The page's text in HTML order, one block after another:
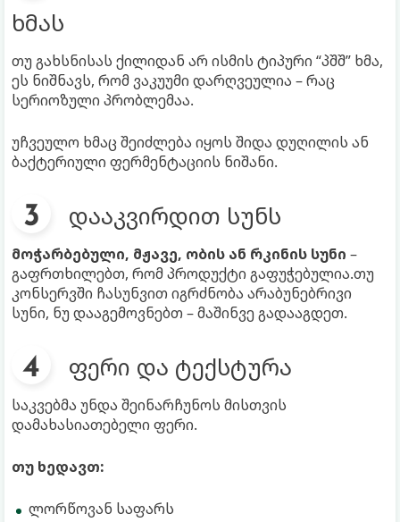
ხმას
თუ გახსნისას ქილიდან არ ისმის ტიპური “პშშ” ხმა,
ეს ნიშნავს, რომ ვაკუუმი დარღვეულია – რაც
სერიოზული პრობლემაა.
უჩვეულო ხმაც შეიძლება იყოს შიდა დუღილის ან
ბაქტერიული ფერმენტაციის ნიშანი.
დააკვირდით სუნს
მოჭარბებული, მჟავე, ობის ან რკინის სუნი –
გაფრთხილებთ, რომ პროდუქტი გაფუჭებულია.თუ
კონსერვში ჩასუნვით იგრძნობა არაბუნებრივი
სუნი, ნუ დააგემოვნებთ – მაშინვე გადააგდეთ.
ფერი და ტექსტურა
საკვებმა უნდა შეინარჩუნოს მისთვის
დამახასიათებელი ფერი.
თუ ხედავთ:
ლორწოვან საფარს